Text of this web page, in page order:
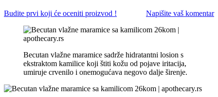
Napišite vaš komentar
Budite prvi koji će oceniti proizvod !
Becutan vlažne maramice sadrže hidratantni losion s
ekstraktom kamilice koji štiti kožu od pojave iritacija,
umiruje crvenilo i onemogućava negovo dalje širenje.